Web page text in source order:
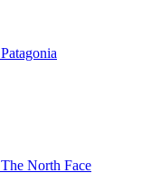
Patagonia
The North Face